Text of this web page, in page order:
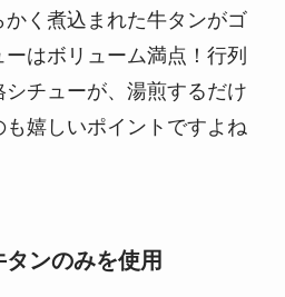
く煮込まれた牛タンがゴ
はボリューム満点！行列
チューが、湯煎するだけ
嬉しいポイントですよね
ンのみを使用